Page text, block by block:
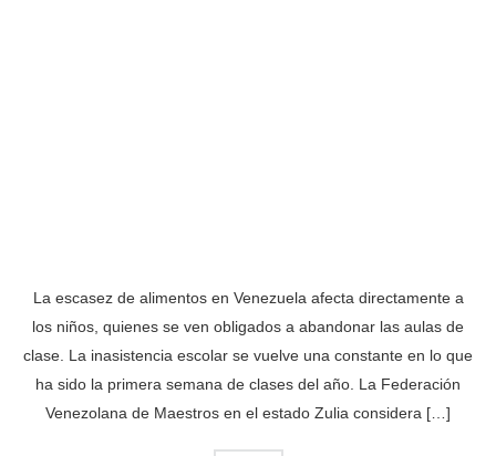
La escasez de alimentos en Venezuela afecta directamente a
los niños, quienes se ven obligados a abandonar las aulas de
clase. La inasistencia escolar se vuelve una constante en lo que
ha sido la primera semana de clases del año. La Federación
Venezolana de Maestros en el estado Zulia considera […]